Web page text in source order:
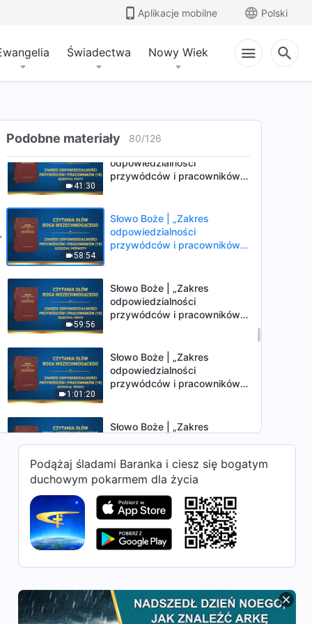
Aplikacje mobilne Polski
Świadectwa Nowy Wiek
Podobne materiały 80/126
43:35
Słowo Boże | „Zakres
(18)” (Rozdział trzeci)
(18)” (Rozdział czwarty)
41:30
Słowo Boże | „Zakres
odpowiedzialności
przywódców i pracowników
58:54
Słowo Boże | „Zakres
odpowiedzialności
przywódców i pracowników
59:56
Słowo Boże | „Zakres
odpowiedzialności
przywódców i pracowników
1:01:20
Słowo Boże | „Zakres
odpowiedzialności
przywódców i pracowników
36:10
Słowo Boże | „Zakres
(20)” (Rozdział pierwszy)
31:52
Słowo Boże | „Zakres
odpowiedzialności
przywódców i pracowników
(20)” (Rozdział drugi)
58:54
Słowo Boże | „Zakres
przywódców i pracowników
(20)” (Rozdział trzeci)
Podążaj śladami Baranka i ciesz się bogatym
duchowym pokarmem dla życia